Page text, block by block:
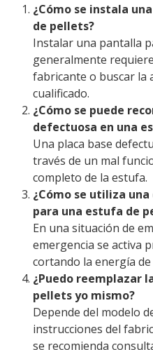
¿Cómo se instala
de pellets?
Instalar una pantalla
generalmente
fabricante o buscar la
cualificado.
¿Cómo se puede
defectuosa en una
Una placa base
través de un mal
completo de la estufa.
¿Cómo se utiliza
para una estufa de
En una situación de
emergencia se activa
cortando la energía
¿Puedo reemplazar
pellets yo mismo?
Depende del modelo
instrucciones del
se recomienda